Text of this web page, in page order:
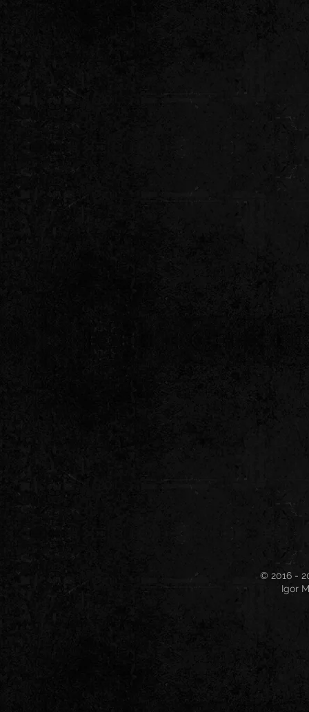
© 2016 -
Igor